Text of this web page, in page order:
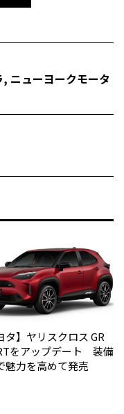
, ニューヨークモータ
タ】ヤリスクロス GR
をアップデート 装備
魅力を高めて発売